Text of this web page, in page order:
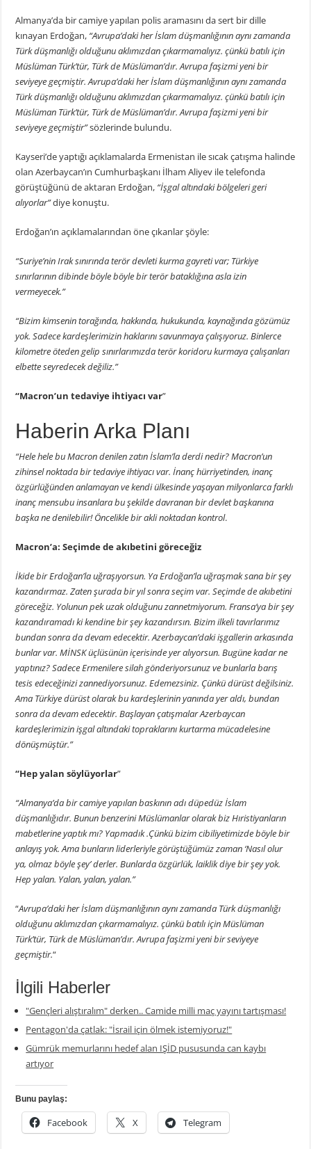
Almanya’da bir camiye yapılan polis aramasını da sert bir dille
kınayan Erdoğan, “Avrupa’daki her İslam düşmanlığının aynı zamanda
Türk düşmanlığı olduğunu aklımızdan çıkarmamalıyız. çünkü batılı için
Müslüman Türk’tür, Türk de Müslüman’dır. Avrupa faşizmi yeni bir
seviyeye geçmiştir. Avrupa’daki her İslam düşmanlığının aynı zamanda
Türk düşmanlığı olduğunu aklımızdan çıkarmamalıyız. çünkü batılı için
Müslüman Türk’tür, Türk de Müslüman’dır. Avrupa faşizmi yeni bir
seviyeye geçmiştir”sözlerinde bulundu.
Kayseri’de yaptığı açıklamalarda Ermenistan ile sıcak çatışma halinde
olan Azerbaycan’ın Cumhurbaşkanı İlham Aliyev ile telefonda
görüştüğünü de aktaran Erdoğan, “İşgal altındaki bölgeleri geri
alıyorlar”diye konuştu.
Erdoğan’ın açıklamalarından öne çıkanlar şöyle:
“Suriye’nin Irak sınırında terör devleti kurma gayreti var; Türkiye
sınırlarının dibinde böyle böyle bir terör bataklığına asla izin
vermeyecek.”
“Bizim kimsenin torağında, hakkında, hukukunda, kaynağında gözümüz
yok. Sadece kardeşlerimizin haklarını savunmaya çalışıyoruz. Binlerce
kilometre öteden gelip sınırlarımızda terör koridoru kurmaya çalışanları
elbette seyredecek değiliz.”
“Macron’un tedaviye ihtiyacı var”
Haberin Arka Planı
“Hele hele bu Macron denilen zatın İslam’la derdi nedir? Macron’un
zihinsel noktada bir tedaviye ihtiyacı var. İnanç hürriyetinden, inanç
özgürlüğünden anlamayan ve kendi ülkesinde yaşayan milyonlarca farklı
inanç mensubu insanlara bu şekilde davranan bir devlet başkanına
başka ne denilebilir! Öncelikle bir akli noktadan kontrol.
Macron’a: Seçimde de akıbetini göreceğiz
İkide bir Erdoğan’la uğraşıyorsun. Ya Erdoğan’la uğraşmak sana bir şey
kazandırmaz. Zaten şurada bir yıl sonra seçim var. Seçimde de akıbetini
göreceğiz. Yolunun pek uzak olduğunu zannetmiyorum. Fransa’ya bir şey
kazandıramadı ki kendine bir şey kazandırsın. Bizim ilkeli tavırlarımız
bundan sonra da devam edecektir. Azerbaycan’daki işgallerin arkasında
bunlar var. MİNSK üçlüsünün içerisinde yer alıyorsun. Bugüne kadar ne
yaptınız? Sadece Ermenilere silah gönderiyorsunuz ve bunlarla barış
tesis edeceğinizi zannediyorsunuz. Edemezsiniz. Çünkü dürüst değilsiniz.
Ama Türkiye dürüst olarak bu kardeşlerinin yanında yer aldı, bundan
sonra da devam edecektir. Başlayan çatışmalar Azerbaycan
kardeşlerimizin işgal altındaki topraklarını kurtarma mücadelesine
dönüşmüştür.”
“Hep yalan söylüyorlar”
“Almanya’da bir camiye yapılan baskının adı düpedüz İslam
düşmanlığıdır. Bunun benzerini Müslümanlar olarak biz Hıristiyanların
mabetlerine yaptık mı? Yapmadık .Çünkü bizim cibiliyetimizde böyle bir
anlayış yok. Ama bunların liderleriyle görüştüğümüz zaman ‘Nasıl olur
ya, olmaz böyle şey’ derler. Bunlarda özgürlük, laiklik diye bir şey yok.
Hep yalan. Yalan, yalan, yalan.”
“Avrupa’daki her İslam düşmanlığının aynı zamanda Türk düşmanlığı
olduğunu aklımızdan çıkarmamalıyız. çünkü batılı için Müslüman
Türk’tür, Türk de Müslüman’dır. Avrupa faşizmi yeni bir seviyeye
geçmiştir.“
İlgili Haberler
"Gençleri alıştıralım" derken.. Camide milli maç yayını tartışması!
Pentagon'da çatlak: "İsrail için ölmek istemiyoruz!"
Gümrük memurlarını hedef alan IŞİD pususunda can kaybı
artıyor
Bunu paylaş:
Facebook X Telegram